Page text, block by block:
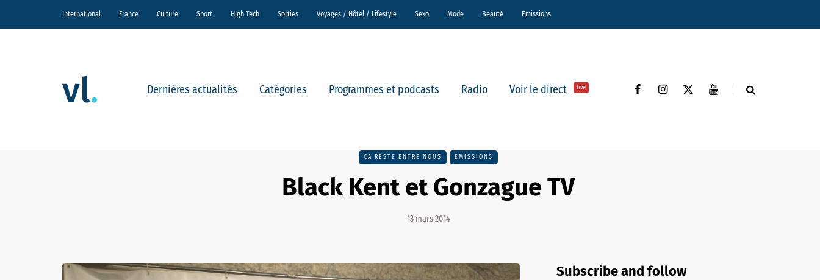
International France Culture Sport High Tech Sorties Voyages / Hôtel / Lifestyle Sexo Mode Beauté Émissions
Dernières actualités Catégories Programmes et podcasts Radio Voir le direct live
CA RESTE ENTRE NOUS EMISSIONS
Black Kent et Gonzague TV
13 mars 2014
Subscribe and follow